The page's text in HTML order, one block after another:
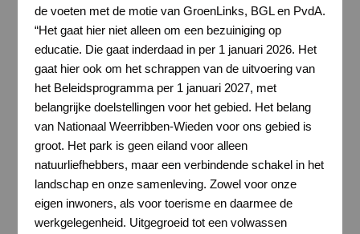
de voeten met de motie van GroenLinks, BGL en PvdA.
“Het gaat hier niet alleen om een bezuiniging op
educatie. Die gaat inderdaad in per 1 januari 2026. Het
gaat hier ook om het schrappen van de uitvoering van
het Beleidsprogramma per 1 januari 2027, met
belangrijke doelstellingen voor het gebied. Het belang
van Nationaal Weerribben-Wieden voor ons gebied is
groot. Het park is geen eiland voor alleen
natuurliefhebbers, maar een verbindende schakel in het
landschap en onze samenleving. Zowel voor onze
eigen inwoners, als voor toerisme en daarmee de
werkgelegenheid. Uitgegroeid tot een volwassen